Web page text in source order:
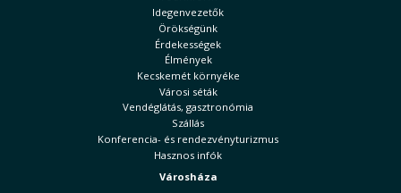
Idegenvezetők
Örökségünk
Érdekességek
Élmények
Kecskemét környéke
Városi séták
Vendéglátás, gasztronómia
Szállás
Konferencia- és rendezvényturizmus
Hasznos infók
Városháza